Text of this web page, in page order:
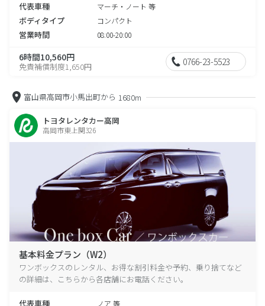
代表車種 マーチ・ノート 等
ボディタイプ コンパクト
営業時間 08:00-20:00
6時間10,560円
免責補償制度1,650円 0766-23-5523
富山県高岡市小馬出町から 1680m
トヨタレンタカー高岡
高岡市東上関326
基本料金プラン（W2）
ワンボックスのレンタル、お得な割引料金や予約、乗り捨てなど
の詳細は、こちらから各店舗にお電話ください。
代表車種 ノア 等